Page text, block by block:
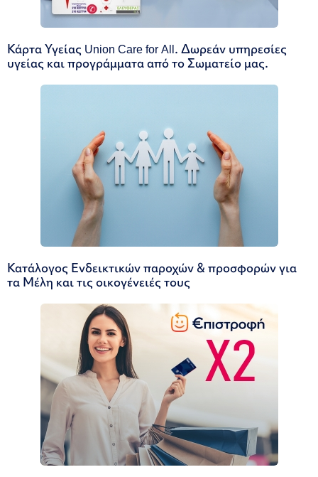
Κάρτα Υγείας Union Care for All. Δωρεάν υπηρεσίες
υγείας και προγράμματα από το Σωματείο μας.
Κατάλογος Ενδεικτικών παροχών & προσφορών για
τα Μέλη και τις οικογένειές τους